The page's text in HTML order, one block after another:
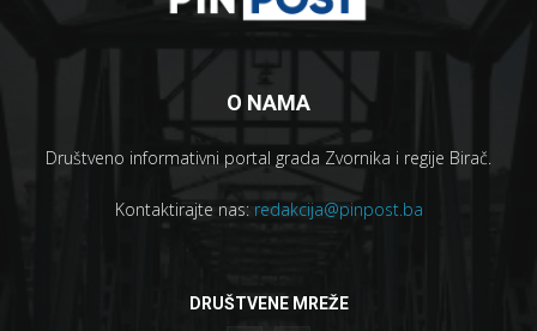
O NAMA
Društveno informativni portal grada Zvornika i regije Birač.
Kontaktirajte nas: redakcija@pinpost.ba
DRUŠTVENE MREŽE